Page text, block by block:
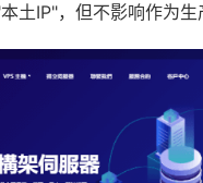
土IP"，但不影响作为生